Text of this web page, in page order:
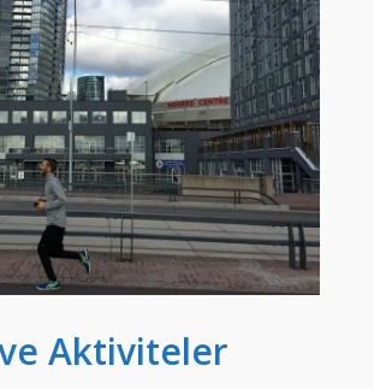
Aktiviteler